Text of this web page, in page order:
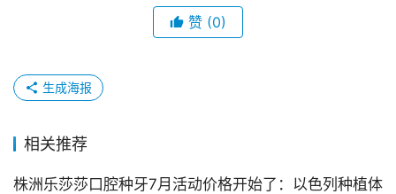
赞 (0)
生成海报
相关推荐
株洲乐莎莎口腔种牙7月活动价格开始了：以色列种植体